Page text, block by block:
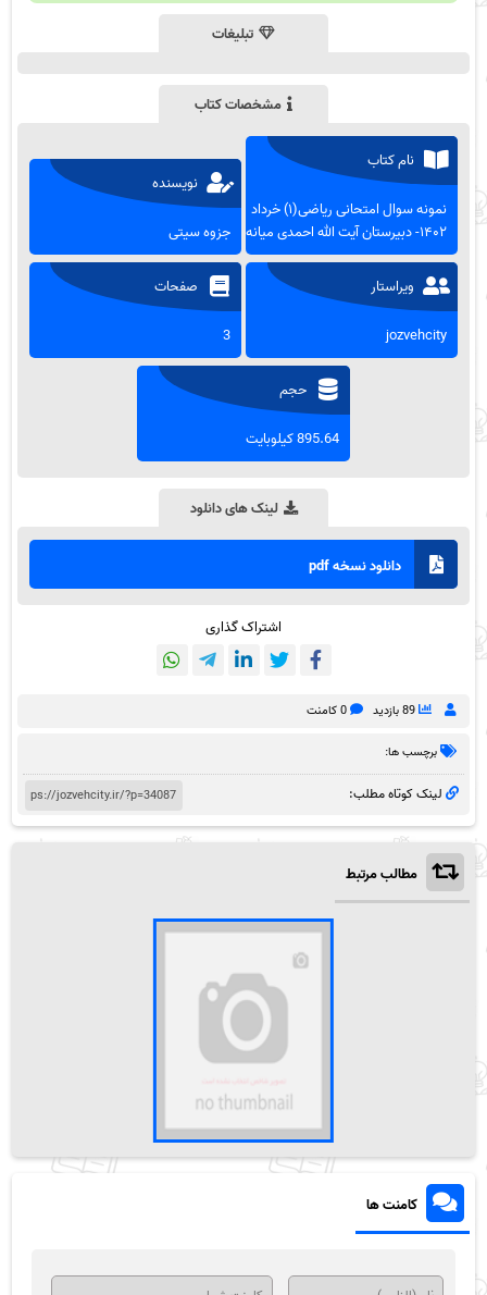
تبلیغات
مشخصات کتاب
نام کتاب
نمونه سوال امتحانی ریاضی(۱) خرداد
۱۴۰۲- دبیرستان آیت الله احمدی میانه
نویسنده
جزوه سیتی
ویراستار
jozvehcity
صفحات
3
حجم
895.64 کیلوبایت
لینک های دانلود
دانلود نسخه pdf
اشتراک گذاری
89 بازدید 0 کامنت
برچسب ها:
لینک کوتاه مطلب:
مطالب مرتبط
کامنت ها